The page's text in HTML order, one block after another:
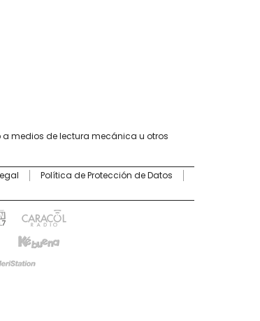
a medios de lectura mecánica u otros
Política de Protección de Datos